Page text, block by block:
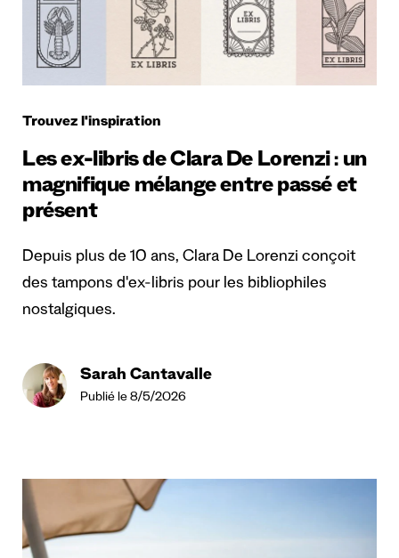
Trouvez l'inspiration
Les ex-libris de Clara De Lorenzi : un
magnifique mélange entre passé et
présent
Depuis plus de 10 ans, Clara De Lorenzi conçoit
des tampons d'ex-libris pour les bibliophiles
nostalgiques.
Sarah Cantavalle
Publié le 8/5/2026